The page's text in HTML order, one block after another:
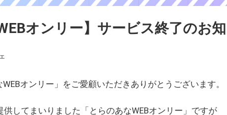
オンリー】サービス終了のお
オンリー」をご愛顧いただきありがとうございます。
供してまいりました「とらのあなWEBオンリー」ですが